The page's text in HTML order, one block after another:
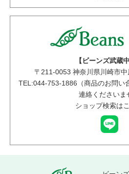
【ビーンズ武蔵
〒 211-0053 神奈川県川崎市
TEL:044-753-1886（商品のお問い
連絡くださいま
ショップ検索は